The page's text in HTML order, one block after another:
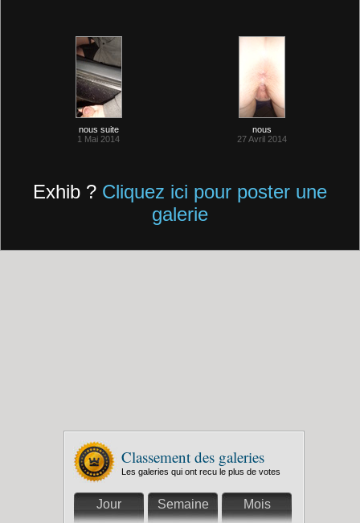
nous suite
1 Mai 2014
nous
27 Avril 2014
Exhib ? Cliquez ici pour poster une
galerie
Classement des galeries
Les galeries qui ont recu le plus de votes
Jour Semaine Mois